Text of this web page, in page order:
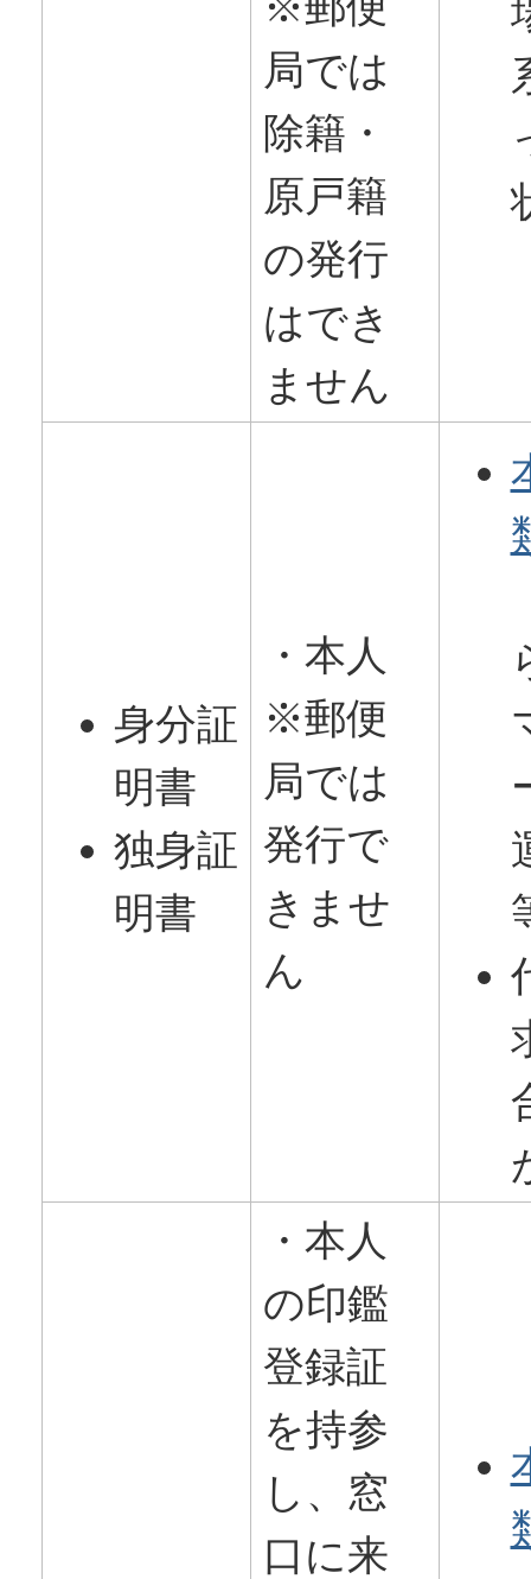
局では
除籍・
原戸籍
の発行
はでき
ません
身分証
明書
独身証
明書
・本人
※郵便
局では
発行で
きませ
ん
・本人
の印鑑
登録証
を持参
し、窓
口に来